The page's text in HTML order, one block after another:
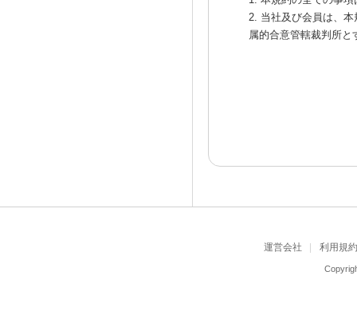
2. 当社及び会員は、
属的合意管轄裁判所と
運営会社 利用規